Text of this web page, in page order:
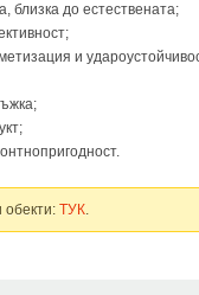
близка до естествената;
и
ТУК.